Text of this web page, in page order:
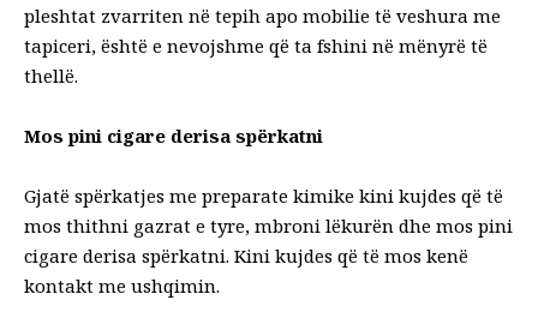
pleshtat zvarriten në tepih apo mobilie të veshura me
tapiceri, është e nevojshme që ta fshini në mënyrë të
thellë.
Mos pini cigare derisa spërkatni
Gjatë spërkatjes me preparate kimike kini kujdes që të
mos thithni gazrat e tyre, mbroni lëkurën dhe mos pini
cigare derisa spërkatni. Kini kujdes që të mos kenë
kontakt me ushqimin.